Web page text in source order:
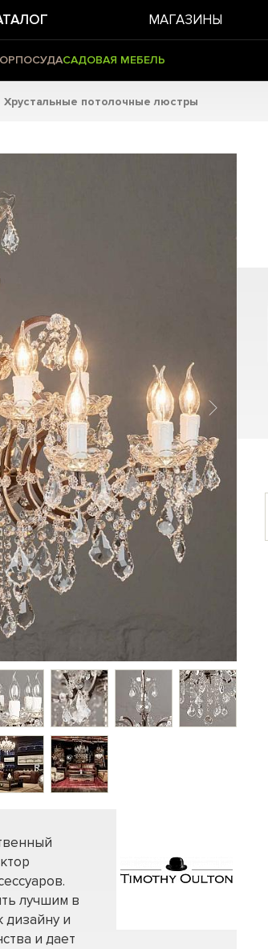
МАГАЗИНЫ
ПОСУДАСАДОВАЯ МЕБЕЛЬ
Хрустальные потолочные люстры
лучшим в
и
и дает